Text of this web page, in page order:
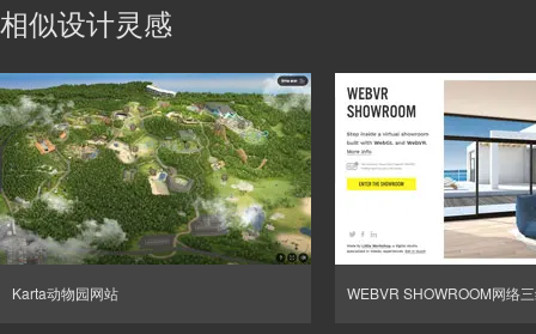
相似设计灵感
Karta动物园网站 WEBVR SHOWROOM网络